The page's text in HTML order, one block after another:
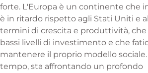
forte. L'Europa è un continente che
è in ritardo rispetto agli Stati Uniti e
termini di crescita e produttività, che
bassi livelli di investimento e che
mantenere il proprio modello sociale.
tempo, sta affrontando un profondo